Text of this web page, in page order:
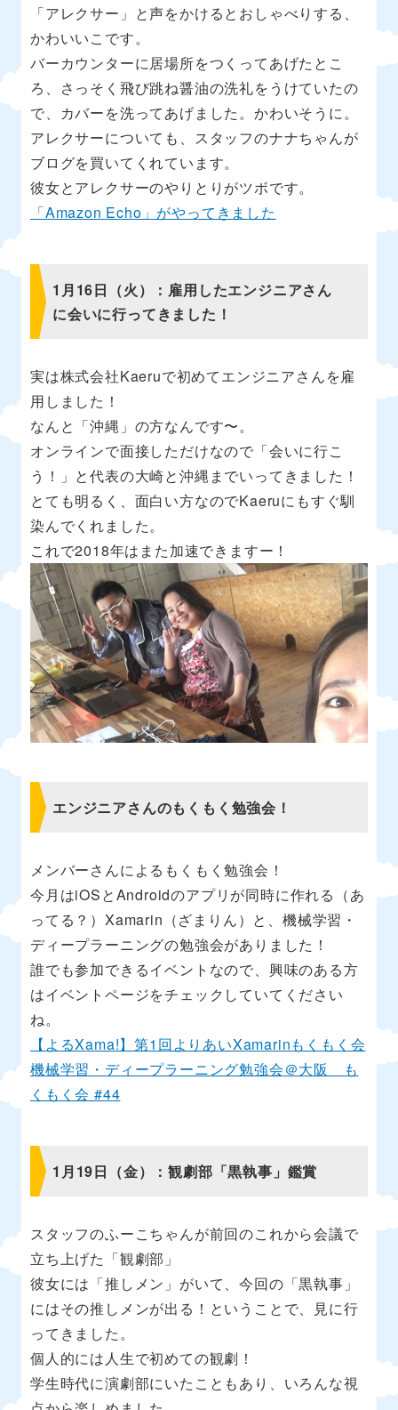
「アレクサー」と声をかけるとおしゃべりする、
かわいいこです。
バーカウンターに居場所をつくってあげたとこ
ろ、さっそく飛び跳ね醤油の洗礼をうけていたの
で、カバーを洗ってあげました。かわいそうに。
アレクサーについても、スタッフのナナちゃんが
ブログを買いてくれています。
彼女とアレクサーのやりとりがツボです。
「Amazon Echo」がやってきました
1月16日（火）：雇用したエンジニアさん
に会いに行ってきました！
実は株式会社Kaeruで初めてエンジニアさんを雇
用しました！
なんと「沖縄」の方なんです〜。
オンラインで面接しただけなので「会いに行こ
う！」と代表の大崎と沖縄までいってきました！
とても明るく、面白い方なのでKaeruにもすぐ馴
染んでくれました。
これで2018年はまた加速できますー！
エンジニアさんのもくもく勉強会！
メンバーさんによるもくもく勉強会！
今月はiOSとAndroidのアプリが同時に作れる（あ
ってる？）Xamarin（ざまりん）と、機械学習・
ディープラーニングの勉強会がありました！
誰でも参加できるイベントなので、興味のある方
はイベントページをチェックしていてください
ね。
【よるXama!】第1回よりあいXamarinもくもく会
機械学習・ディープラーニング勉強会＠大阪 も
くもく会 #44
1月19日（金）：観劇部「黒執事」鑑賞
スタッフのふーこちゃんが前回のこれから会議で
立ち上げた「観劇部」
彼女には「推しメン」がいて、今回の「黒執事」
にはその推しメンが出る！ということで、見に行
ってきました。
個人的には人生で初めての観劇！
学生時代に演劇部にいたこともあり、いろんな視